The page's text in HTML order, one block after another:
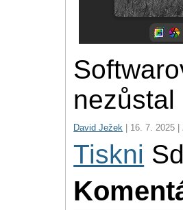
nezůstal
David Ježek | 16. 7. 2025
Tiskni